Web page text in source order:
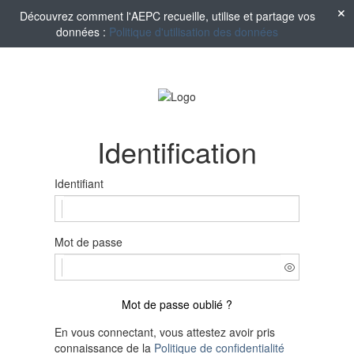
Découvrez comment l'AEPC recueille, utilise et partage vos
données : Politique d'utilisation des données
Identification
Identifiant
Mot de passe
Mot de passe oublié ?
En vous connectant, vous attestez avoir pris
connaissance de la Politique de confidentialité